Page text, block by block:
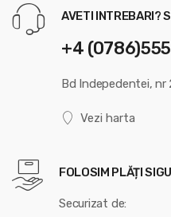
AVETI INTREBARI?
+4
Bd Indepedentei, nr
Vezi harta
FOLOSIM PLĂȚI
Securizat de: